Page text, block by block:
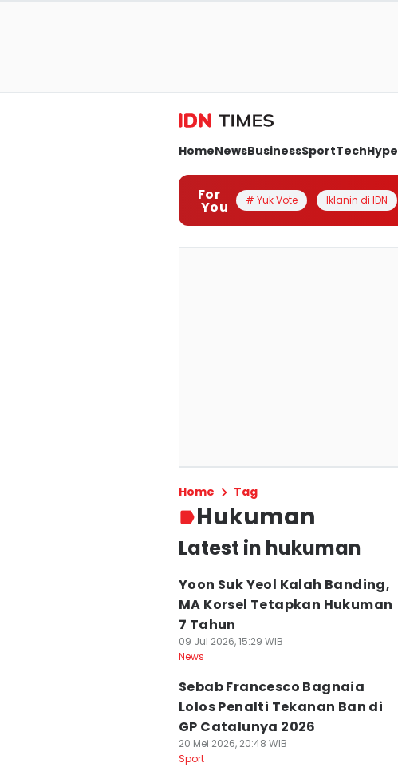
HomeNewsBusinessSportTechHype
For
You # Yuk Vote Iklanin di IDN
Home Tag
Hukuman
Latest in hukuman
Yoon Suk Yeol Kalah Banding,
MA Korsel Tetapkan Hukuman
7 Tahun
09 Jul 2026, 15:29 WIB
News
Sebab Francesco Bagnaia
Lolos Penalti Tekanan Ban di
GP Catalunya 2026
20 Mei 2026, 20:48 WIB
Sport